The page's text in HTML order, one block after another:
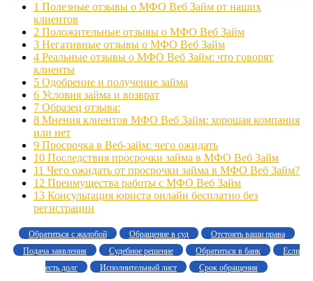
1 Полезные отзывы о МФО Веб Займ от наших
клиентов
2 Положительные отзывы о МФО Веб Займ
3 Негативные отзывы о МФО Веб Займ
4 Реальные отзывы о МФО Веб Займ: что говорят
клиенты
5 Одобрение и получение займа
6 Условия займа и возврат
7 Образец отзыва:
8 Мнения клиентов МФО Веб Займ: хорошая компания
или нет
9 Просрочка в Веб-займ: чего ожидать
10 Последствия просрочки займа в МФО Веб Займ
11 Чего ожидать от просрочки займа в МФО Веб Займ?
12 Преимущества работы с МФО Веб Займ
13 Консультация юриста онлайн бесплатно без
регистрации
Обратиться с жалобой Обращение в суд
Отстоять ваши права
Подача заявления
Судебное решение Обратиться в банк
Если
есть долг
Исполнительный лист Срок обращения